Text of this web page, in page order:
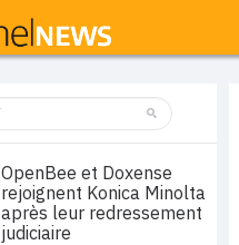
OpenBee et Doxense
rejoignent Konica Minolta
après leur redressement
judiciaire